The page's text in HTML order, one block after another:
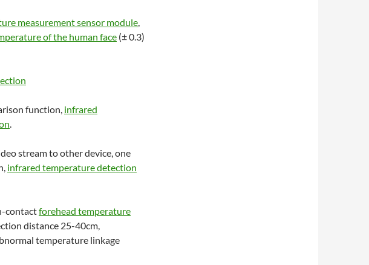
measurement sensor module,
of the human face (± 0.3)
function, infrared
.
stream to other device, one
infrared temperature detection
contactforehead temperature
distance 25-40cm,
temperature linkage